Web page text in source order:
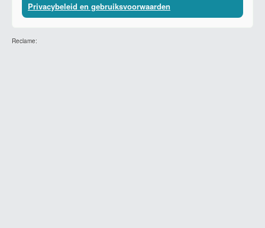
Privacybeleid en gebruiksvoorwaarden
Reclame: